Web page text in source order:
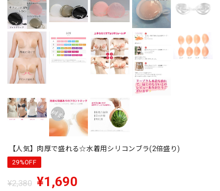
【人気】肉厚で盛れる☆水着用シリコンブラ(2倍盛り)
29%OFF
¥2,380 ¥1,690